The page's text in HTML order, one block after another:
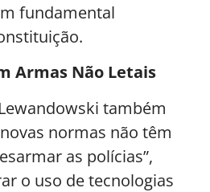
fundamental
Armas Não Letais
também
normas não têm
as polícias”,
o uso de tecnologias